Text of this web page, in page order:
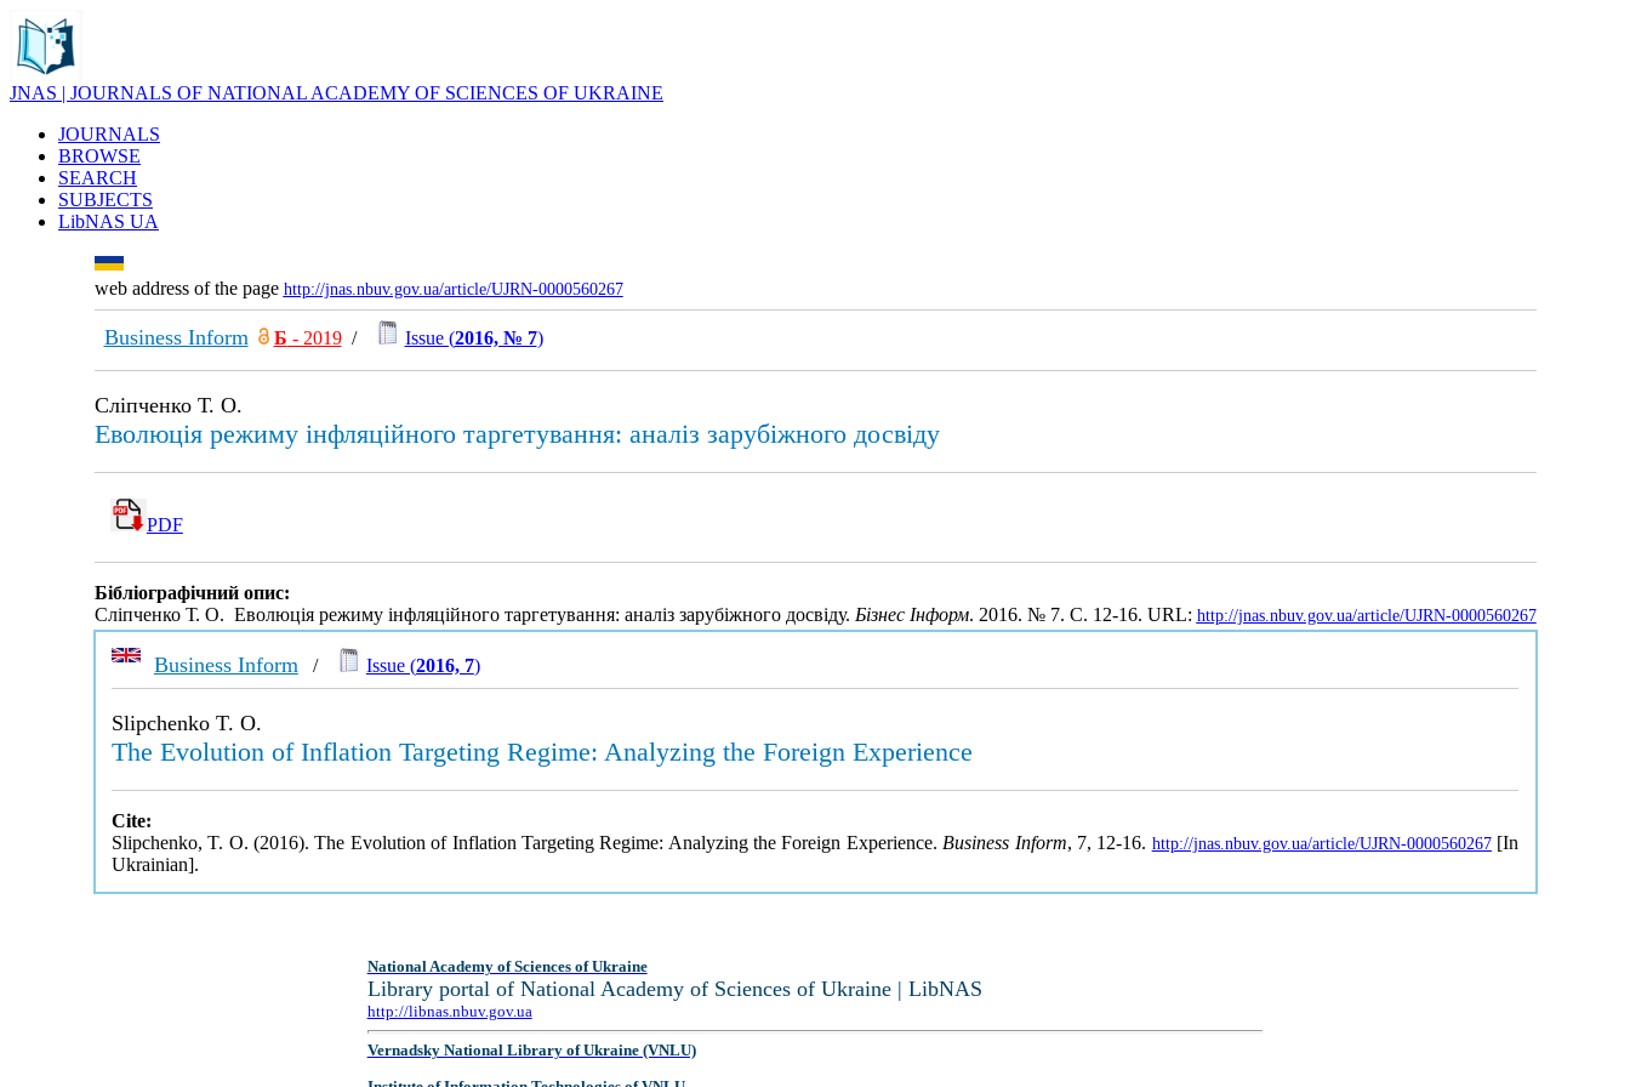
JNAS | JOURNALS OF NATIONAL ACADEMY OF SCIENCES OF UKRAINE
JOURNALS
BROWSE
SEARCH
SUBJECTS
LibNAS UA
web address of the page http://jnas.nbuv.gov.ua/article/UJRN-0000560267
Business Inform Б - 2019/ Issue (2016, № 7)
Сліпченко Т. О.
Еволюція режиму інфляційного таргетування: аналіз зарубіжного досвіду
PDF
Бібліографічний опис:
Сліпченко Т. О. Еволюція режиму інфляційного таргетування: аналіз зарубіжного досвіду. Бізнес Інформ. 2016. № 7. С. 12-16. URL: http://jnas.nbuv.gov.ua/article/UJRN-0000560267
Business Inform / Issue (2016, 7)
Slipchenko T. O.
The Evolution of Inflation Targeting Regime: Analyzing the Foreign Experience
Cite:
Slipchenko, T. O. (2016). The Evolution of Inflation Targeting Regime: Analyzing the Foreign Experience. Business Inform, 7, 12-16. http://jnas.nbuv.gov.ua/article/UJRN-0000560267[In
Ukrainian].
National Academy of Sciences of Ukraine
Library portal of National Academy of Sciences of Ukraine | LibNAS
http://libnas.nbuv.gov.ua
Vernadsky National Library of Ukraine (VNLU)